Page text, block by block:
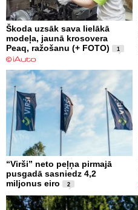
Škoda uzsāk sava lielākā
modeļa, jaunā krosovera
Peaq, ražošanu (+ FOTO)
1
“Virši” neto peļņa pirmajā
pusgadā sasniedz 4,2
miljonus eiro
2